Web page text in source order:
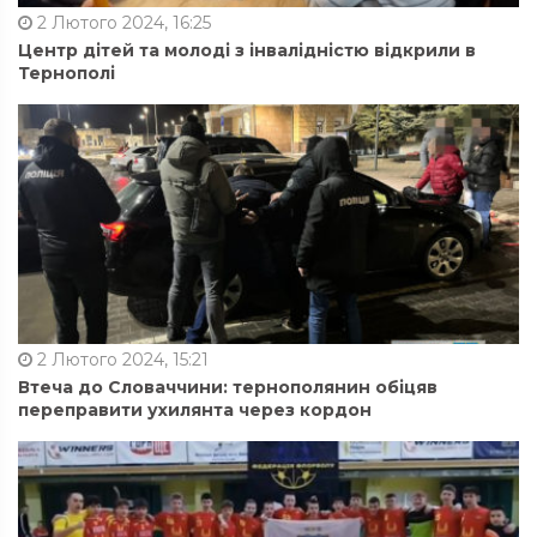
2 Лютого 2024, 16:25
Центр дітей та молоді з інвалідністю відкрили в
Тернополі
2 Лютого 2024, 15:21
Втеча до Словаччини: тернополянин обіцяв
переправити ухилянта через кордон